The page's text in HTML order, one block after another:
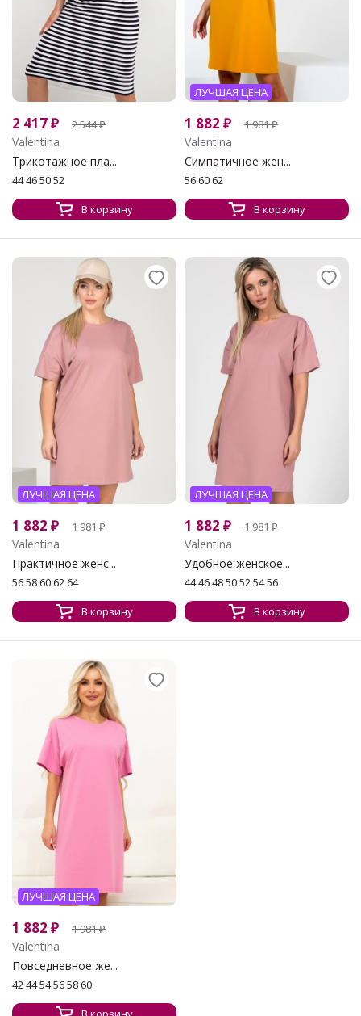
2 417₽ 2 544₽
Valentina
Трикотажное пла...
44 46 50 52
В корзину
ЛУЧШАЯ ЦЕНА
1 882 ₽ 1 981₽
Valentina
Симпатичное жен...
56 60 62
В корзину
ЛУЧШАЯ ЦЕНА
1 882 ₽ 1 981₽
Valentina
Практичное женс...
56 58 60 62 64
В корзину
ЛУЧШАЯ ЦЕНА
1 882 ₽ 1 981₽
Valentina
Удобное женское...
44 46 48 50 52 54 56
В корзину
ЛУЧШАЯ ЦЕНА
1 882 ₽ 1 981₽
Valentina
Повседневное же...
42 44 54 56 58 60